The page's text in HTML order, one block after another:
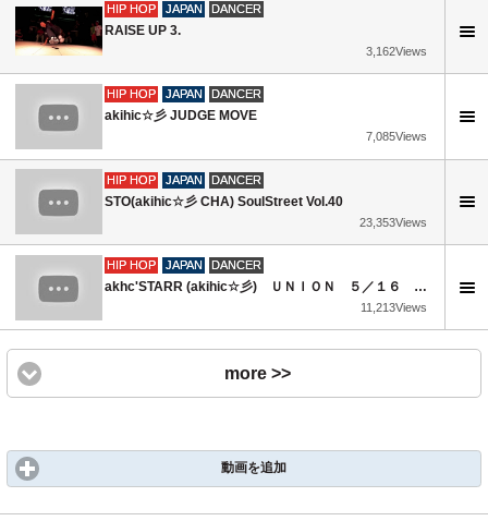
HIP HOP JAPAN DANCER
RAISE UP 3.
3,162Views
HIP HOP JAPAN DANCER
akihic☆彡 JUDGE MOVE
7,085Views
HIP HOP JAPAN DANCER
STO(akihic☆彡 CHA) SoulStreet Vol.40
23,353Views
HIP HOP JAPAN DANCER
akhc'STARR (akihic☆彡) ＵＮＩＯＮ ５／１６ Judge Move
11,213Views
more >>
動画を追加